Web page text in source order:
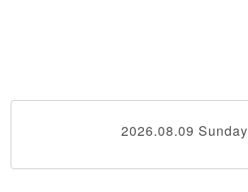
2026.08.09 Sunday